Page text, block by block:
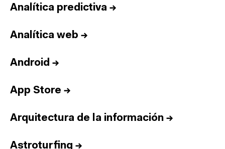
Analítica predictiva →
Analítica web →
Android →
App Store →
Arquitectura de la información →
Astroturfing →